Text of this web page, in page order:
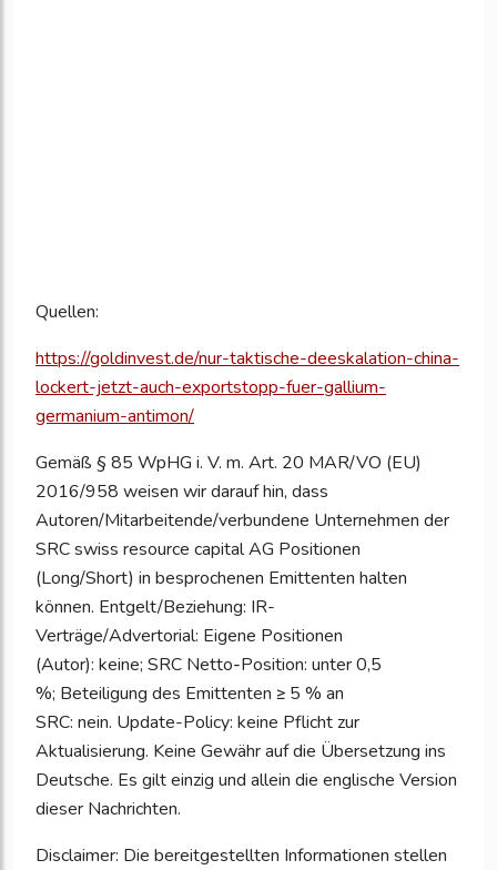
Quellen:
https://goldinvest.de/nur-taktische-deeskalation-china-
lockert-jetzt-auch-exportstopp-fuer-gallium-
germanium-antimon/
Gemäß § 85 WpHG i. V. m. Art. 20 MAR/VO (EU)
2016/958 weisen wir darauf hin, dass
Autoren/Mitarbeitende/verbundene Unternehmen der
SRC swiss resource capital AG Positionen
(Long/Short) in besprochenen Emittenten halten
können. Entgelt/Beziehung: IR-
Verträge/Advertorial: Eigene Positionen
(Autor): keine; SRC Netto-Position: unter 0,5
%; Beteiligung des Emittenten ≥ 5 % an
SRC: nein. Update-Policy: keine Pflicht zur
Aktualisierung. Keine Gewähr auf die Übersetzung ins
Deutsche. Es gilt einzig und allein die englische Version
dieser Nachrichten.
Disclaimer: Die bereitgestellten Informationen stellen